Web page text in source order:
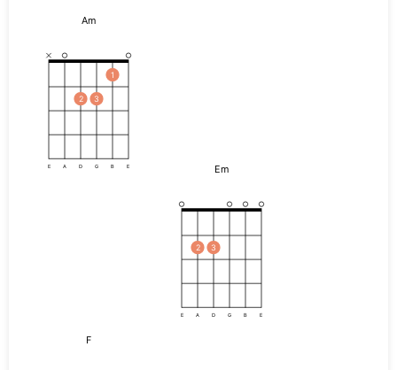
Am
2 3
1
E A D G B E Em
2 3
E A D G B E
F